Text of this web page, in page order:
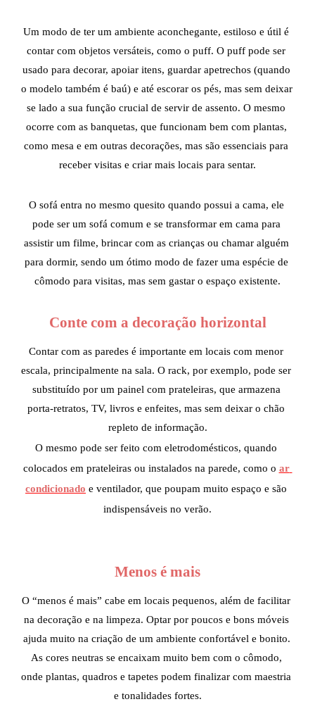
Um modo de ter um ambiente aconchegante, estiloso e útil é
contar com objetos versáteis, como o puff. O puff pode ser
usado para decorar, apoiar itens, guardar apetrechos (quando
o modelo também é baú) e até escorar os pés, mas sem deixar
se lado a sua função crucial de servir de assento. O mesmo
ocorre com as banquetas, que funcionam bem com plantas,
como mesa e em outras decorações, mas são essenciais para
receber visitas e criar mais locais para sentar.
O sofá entra no mesmo quesito quando possui a cama, ele
pode ser um sofá comum e se transformar em cama para
assistir um filme, brincar com as crianças ou chamar alguém
para dormir, sendo um ótimo modo de fazer uma espécie de
cômodo para visitas, mas sem gastar o espaço existente.
Conte com a decoração horizontal
Contar com as paredes é importante em locais com menor
escala, principalmente na sala. O rack, por exemplo, pode ser
substituído por um painel com prateleiras, que armazena
porta-retratos, TV, livros e enfeites, mas sem deixar o chão
repleto de informação.
O mesmo pode ser feito com eletrodomésticos, quando
colocados em prateleiras ou instalados na parede, como o ar
condicionado e ventilador, que poupam muito espaço e são
indispensáveis no verão.
Menos é mais
O “menos é mais” cabe em locais pequenos, além de facilitar
na decoração e na limpeza. Optar por poucos e bons móveis
ajuda muito na criação de um ambiente confortável e bonito.
As cores neutras se encaixam muito bem com o cômodo,
onde plantas, quadros e tapetes podem finalizar com maestria
e tonalidades fortes.